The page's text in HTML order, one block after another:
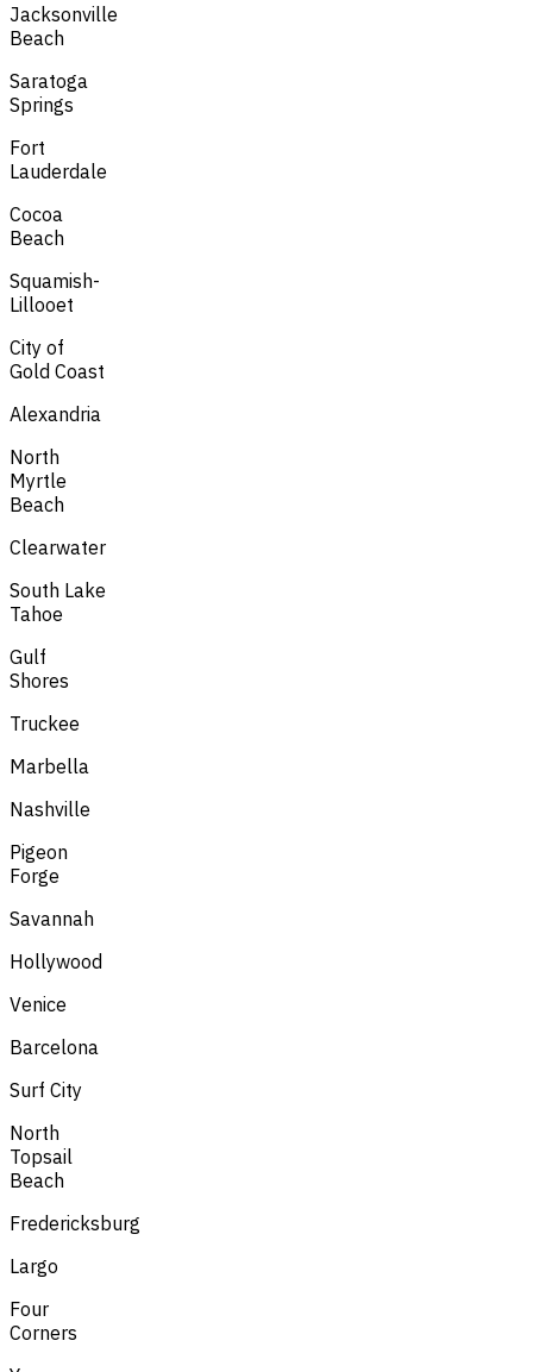
Jacksonville
Beach
Saratoga
Springs
Fort
Lauderdale
Cocoa
Beach
Squamish-
Lillooet
City of
Gold Coast
Alexandria
North
Myrtle
Beach
Clearwater
South Lake
Tahoe
Gulf
Shores
Truckee
Marbella
Nashville
Pigeon
Forge
Savannah
Hollywood
Venice
Barcelona
Surf City
North
Topsail
Beach
Fredericksburg
Largo
Four
Corners